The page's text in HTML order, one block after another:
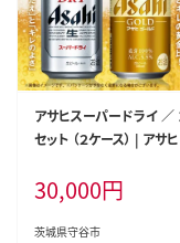
アサヒスーパードライ ／
セット （２ケース） | アサ
ルコール 茨城県 守谷市
30,000円
茨城県守谷市